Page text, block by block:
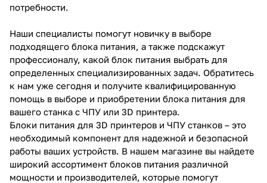
потребности.
Наши специалисты помогут новичку в выборе
подходящего блока питания, а также подскажут
профессионалу, какой блок питания выбрать для
определенных специализированных задач. Обратитесь
к нам уже сегодня и получите квалифицированную
помощь в выборе и приобретении блока питания для
вашего станка с ЧПУ или 3D принтера.
Блоки питания для 3D принтеров и ЧПУ станков – это
необходимый компонент для надежной и безопасной
работы ваших устройств. В нашем магазине вы найдете
широкий ассортимент блоков питания различной
мощности и производителей, которые помогут